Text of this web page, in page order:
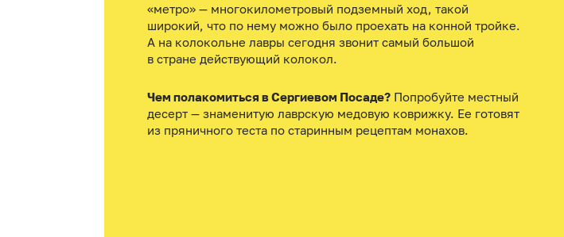
«метро» — многокилометровый подземный ход, такой
широкий, что по нему можно было проехать на конной тройке.
А на колокольне лавры сегодня звонит самый большой
в стране действующий колокол.
Чем полакомиться в Сергиевом Посаде? Попробуйте местный
десерт — знаменитую лаврскую медовую коврижку. Ее готовят
из пряничного теста по старинным рецептам монахов.